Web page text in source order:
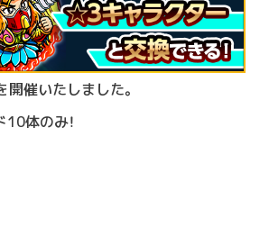
催いたしました。
体のみ！